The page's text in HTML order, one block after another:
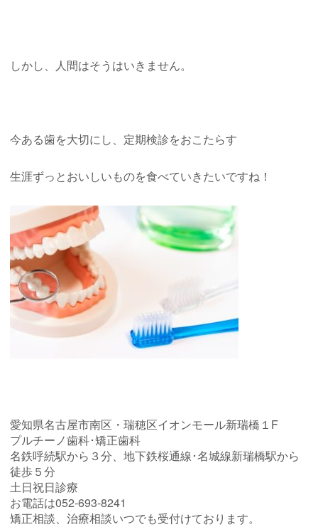
しかし、人間はそうはいきません。
今ある歯を大切にし、定期検診をおこたらす
生涯ずっとおいしいものを食べていきたいですね！
愛知県名古屋市南区・瑞穂区イオンモール新瑞橋１F
プルチーノ歯科･矯正歯科
名鉄呼続駅から３分、地下鉄桜通線･名城線新瑞橋駅から
徒歩５分
土日祝日診療
お電話は052-693-8241
矯正相談、治療相談いつでも受付けております。